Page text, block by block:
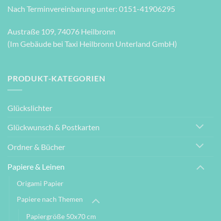
Nach Terminvereinbarung unter: 0151-41906295
Austraße 109, 74076 Heilbronn
(Im Gebäude bei Taxi Heilbronn Unterland GmbH)
PRODUKT-KATEGORIEN
Glückslichter
Glückwunsch & Postkarten
Ordner & Bücher
Papiere & Leinen
Origami Papier
Papiere nach Themen
Papiergröße 50x70 cm